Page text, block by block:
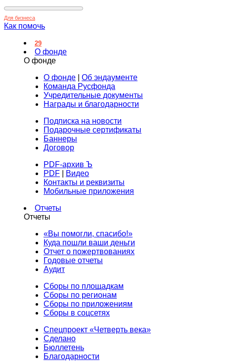
Для бизнеса
Как помочь
29
О фонде
О фонде
О фонде
Об эндаументе
Команда Русфонда
Учредительные документы
Награды и благодарности
Подписка на новости
Подарочные сертификаты
Баннеры
Договор
PDF-архив Ъ
PDF
Видео
Контакты и реквизиты
Мобильные приложения
Отчеты
Отчеты
«Вы помогли, спасибо!»
Куда пошли ваши деньги
Отчет о пожертвованиях
Годовые отчеты
Аудит
Сборы по площадкам
Сборы по регионам
Сборы по приложениям
Сборы в соцсетях
Спецпроект «Четверть века»
Сделано
Бюллетень
Благодарности